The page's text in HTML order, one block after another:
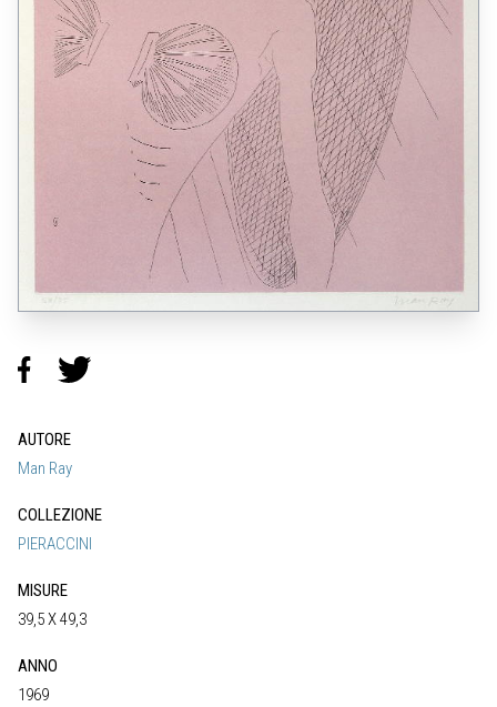
AUTORE
Man Ray
COLLEZIONE
PIERACCINI
MISURE
39,5 X 49,3
ANNO
1969